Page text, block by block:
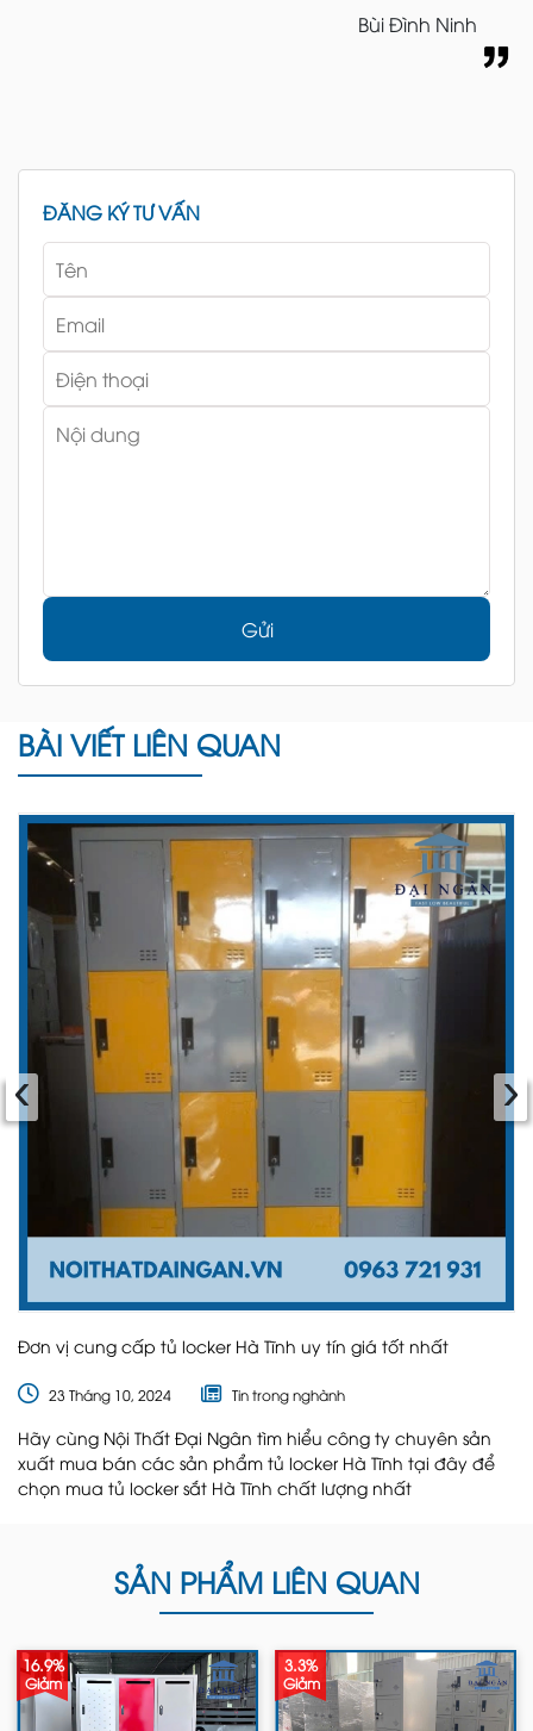
Bùi Đình Ninh
ĐĂNG KÝ TƯ VẤN
Gửi
BÀI VIẾT LIÊN QUAN
Đơn vị cung cấp tủ locker Hà Tĩnh uy tín giá tốt nhất
23 Tháng 10, 2024 Tin trong nghành
Hãy cùng Nội Thất Đại Ngân tìm hiểu công ty chuyên sản
xuất mua bán các sản phẩm tủ locker Hà Tĩnh tại đây để
chọn mua tủ locker sắt Hà Tĩnh chất lượng nhất
‹ ›
SẢN PHẨM LIÊN QUAN
16.9%
Giảm
3.3%
Giảm